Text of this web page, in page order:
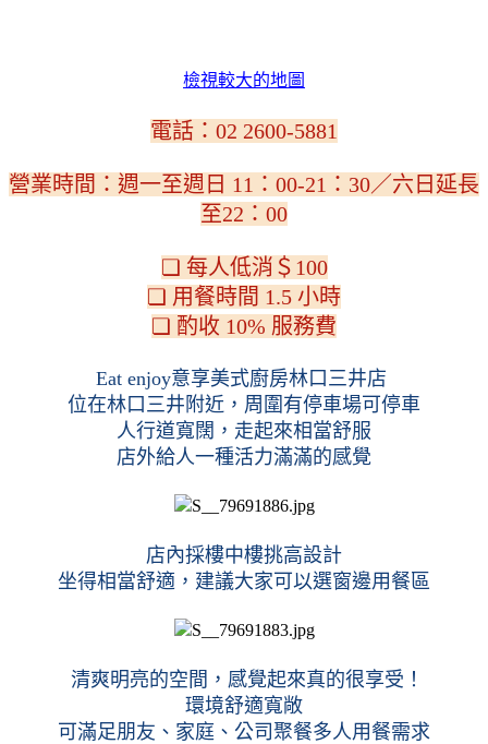
檢視較大的地圖
電話： 02 2600-5881
營業時間：週一至週日 11：00-21：30／六日延長
至22：00
❏ 每人低消＄100
❏ 用餐時間 1.5 小時
❏ 酌收 10% 服務費
Eat enjoy意享美式廚房林口三井店
位在林口三井附近，周圍有停車場可停車
人行道寬闊，走起來相當舒服
店外給人一種活力滿滿的感覺
店內採樓中樓挑高設計
坐得相當舒適，建議大家可以選窗邊用餐區
清爽明亮的空間，感覺起來真的很享受！
環境舒適寬敞
可滿足朋友、家庭、公司聚餐多人用餐需求